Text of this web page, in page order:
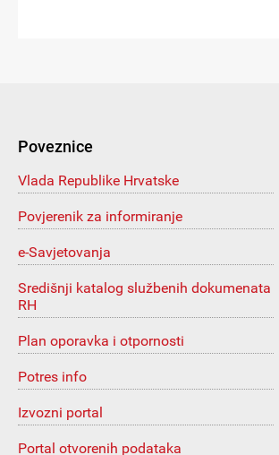
Poveznice
Vlada Republike Hrvatske
Povjerenik za informiranje
e-Savjetovanja
Središnji katalog službenih dokumenata
RH
Plan oporavka i otpornosti
Potres info
Izvozni portal
Portal otvorenih podataka